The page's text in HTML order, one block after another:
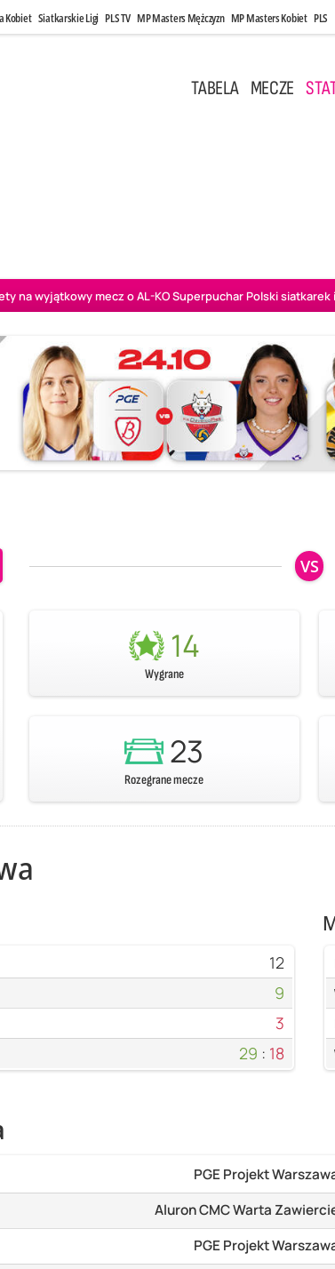
Kobiet Siatkarskie Ligi PLS TV MP Masters Mężczyzn MP Masters Kobiet PLS
TABELA MECZE
na wyjątkowy mecz o AL-KO Superpuchar Polski siatkarek
VS
14
Wygrane
23
Rozegrane mecze
12
9
3
29 : 18
PGE Projekt
Aluron CMC Warta
PGE Projekt